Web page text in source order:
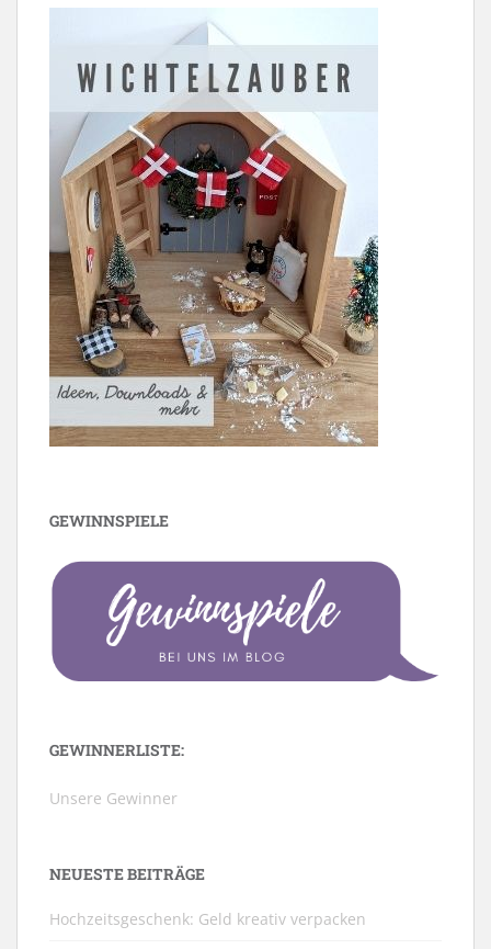
GEWINNSPIELE
GEWINNERLISTE:
Unsere Gewinner
NEUESTE BEITRÄGE
Hochzeitsgeschenk: Geld kreativ verpacken